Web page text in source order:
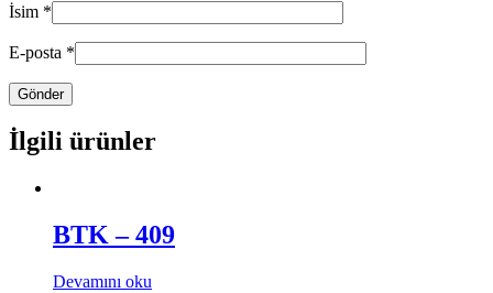
İsim *
E-posta *
İlgili ürünler
BTK – 409
Devamını oku